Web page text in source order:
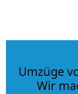
Umzüge
Wir